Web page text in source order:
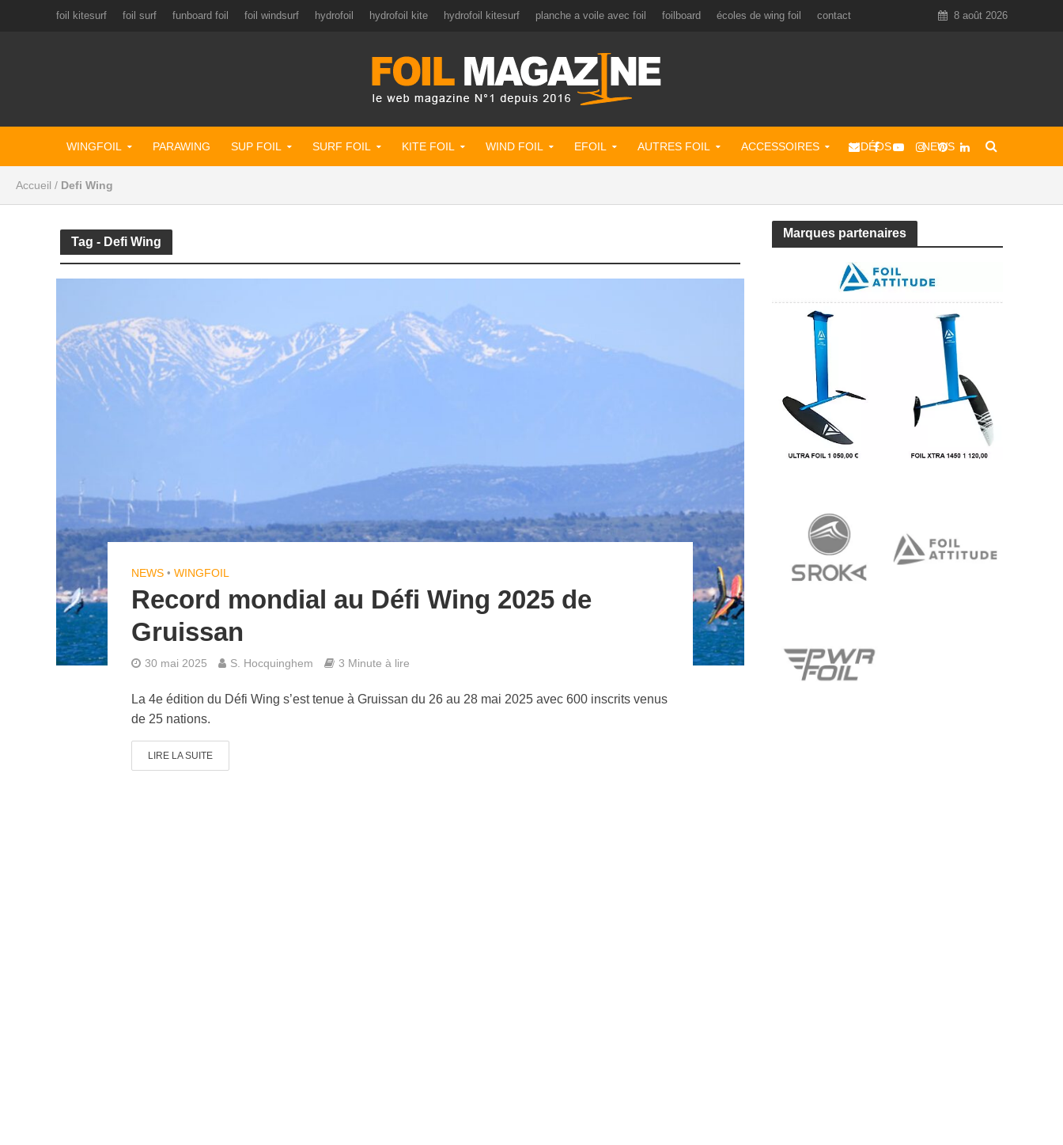
foil kitesurf foil surf funboard foil foil windsurf hydrofoil hydrofoil kite hydrofoil kitesurf planche a voile avec foil foilboard écoles de wing foil contact 8 août 2026
WINGFOIL PARAWING SUP FOIL SURF FOIL KITE FOIL WIND FOIL EFOIL AUTRES FOIL ACCESSOIRES VIDÉOS NEWS
Accueil / Defi Wing
Tag - Defi Wing
NEWS • WINGFOIL
Record mondial au Défi Wing 2025 de
Gruissan
30 mai 2025 S. Hocquinghem 3 Minute à lire
La 4e édition du Défi Wing s’est tenue à Gruissan du 26 au 28 mai 2025 avec 600 inscrits venus
de 25 nations.
LIRE LA SUITE
Marques partenaires